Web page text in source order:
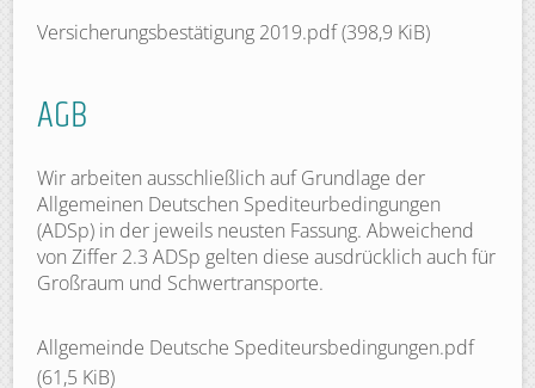
Versicherungsbestätigung 2019.pdf(398,9 KiB)
AGB
Wir arbeiten ausschließlich auf Grundlage der
Allgemeinen Deutschen Spediteurbedingungen
(ADSp) in der jeweils neusten Fassung. Abweichend
von Ziffer 2.3 ADSp gelten diese ausdrücklich auch für
Großraum und Schwertransporte.
Allgemeinde Deutsche Spediteursbedingungen.pdf
(61,5 KiB)